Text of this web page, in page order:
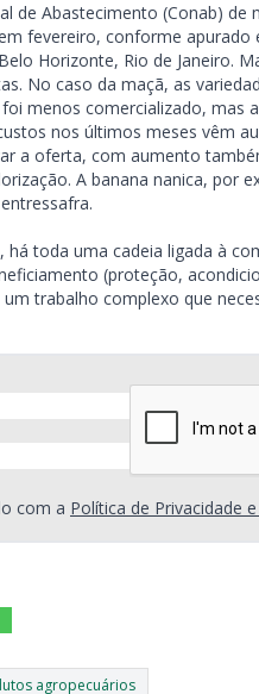
de Abastecimento (Conab)
fevereiro, conforme apurado
Horizonte, Rio de Janeiro.
No caso da maçã, as
menos comercializado, mas
nos últimos meses vêm
a oferta, com aumento
A banana nanica, por
toda uma cadeia ligada à
(proteção,
trabalho complexo que
com a Política de Privacidade
agropecuários